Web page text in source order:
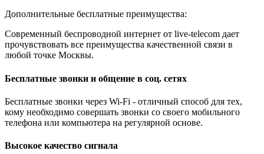
Дополнительные бесплатные преимущества:
Современный беспроводной интернет от live-telecom дает
прочувствовать все преимущества качественной связи в
любой точке Москвы.
Бесплатные звонки и общение в соц. сетях
Бесплатные звонки через Wi-Fi - отличный способ для тех,
кому необходимо совершать звонки со своего мобильного
телефона или компьютера на регулярной основе.
Высокое качество сигнала